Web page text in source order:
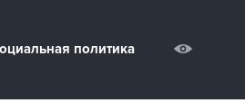
политика